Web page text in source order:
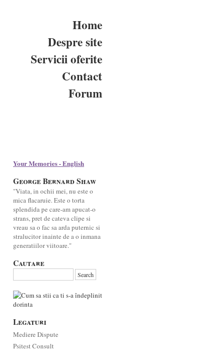
Home
Despre site
Servicii oferite
Contact
Forum
Your Memories - English
George Bernard Shaw
"Viata, in ochii mei, nu este o
mica flacaruie. Este o torta
splendida pe care-am apucat-o
strans, pret de cateva clipe si
vreau sa o fac sa arda puternic si
stralucitor inainte de a o inmana
generatiilor viitoare."
Cautare
Legaturi
Mediere Dispute
Psitest Consult